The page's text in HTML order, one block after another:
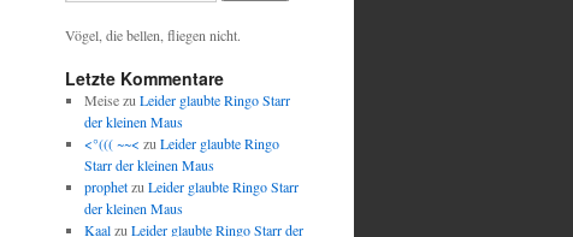
Vögel, die bellen, fliegen nicht.
Letzte Kommentare
Meisezu Leider glaubte Ringo Starr
der kleinen Maus
<°((( ~~< zu Leider glaubte Ringo
Starr der kleinen Maus
prophetzu Leider glaubte Ringo Starr
der kleinen Maus
Kaalzu Leider glaubte Ringo Starr der